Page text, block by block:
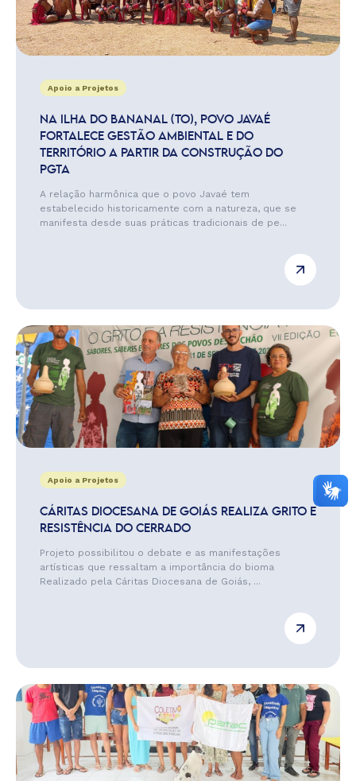
Apoio a Projetos
NA ILHA DO BANANAL (TO), POVO JAVAÉ
FORTALECE GESTÃO AMBIENTAL E DO
TERRITÓRIO A PARTIR DA CONSTRUÇÃO DO
PGTA
A relação harmônica que o povo Javaé tem
estabelecido historicamente com a natureza, que se
manifesta desde suas práticas tradicionais de pe...
Apoio a Projetos
CÁRITAS DIOCESANA DE GOIÁS REALIZA GRITO E
RESISTÊNCIA DO CERRADO
Projeto possibilitou o debate e as manifestações
artísticas que ressaltam a importância do bioma
Realizado pela Cáritas Diocesana de Goiás, ...